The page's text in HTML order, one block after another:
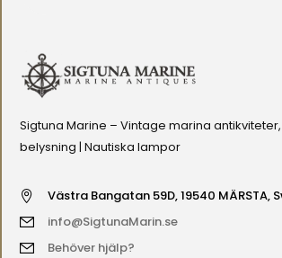
Sigtuna Marine – Vintage marina
belysning | Nautiska lampor
Västra Bangatan 59D, 19540 MÄRSTA,
info@SigtunaMarin.se
Behöver hjälp?